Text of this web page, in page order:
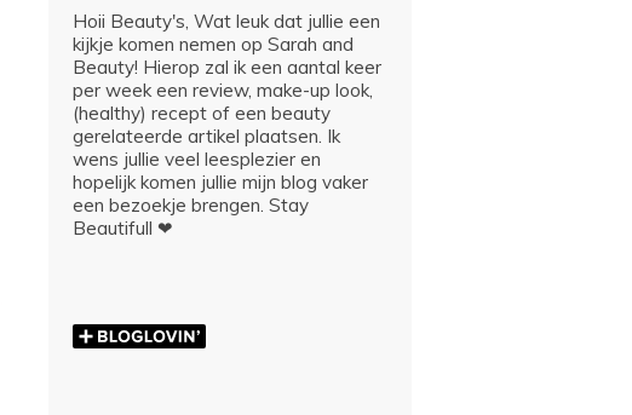
Hoii Beauty's, Wat leuk dat jullie een
kijkje komen nemen op Sarah and
Beauty! Hierop zal ik een aantal keer
per week een review, make-up look,
(healthy) recept of een beauty
gerelateerde artikel plaatsen. Ik
wens jullie veel leesplezier en
hopelijk komen jullie mijn blog vaker
een bezoekje brengen. Stay
Beautifull ❤